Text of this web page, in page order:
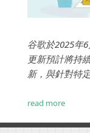
谷歌於2025年
更新預計將持
新，與針對特
出現顯著波動
read more